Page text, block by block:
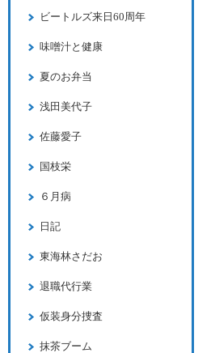
ビートルズ来日60周年
味噌汁と健康
夏のお弁当
浅田美代子
佐藤愛子
国枝栄
６月病
日記
東海林さだお
退職代行業
仮装身分捜査
抹茶ブーム